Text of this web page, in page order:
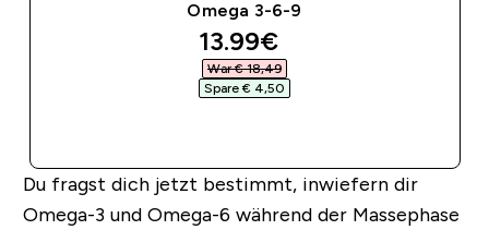
Omega 3-6-9
discounted price
13.99€‎
War € 18,49‎
Spare € 4,50‎
Du fragst dich jetzt bestimmt, inwiefern dir
Omega-3 und Omega-6 während der Massephase